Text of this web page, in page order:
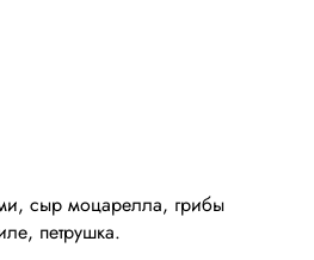
сыр моцарелла, грибы
петрушка.